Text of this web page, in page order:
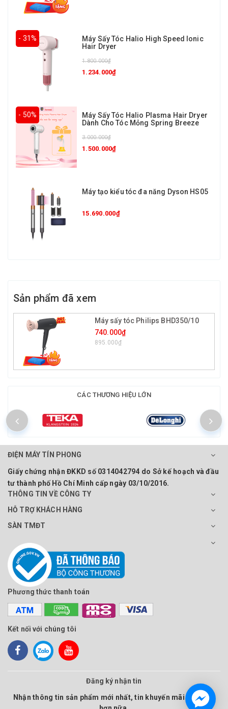
- 31%
Máy Sấy Tóc Halio High Speed Ionic
Hair Dryer
1.800.000₫
1.234.000₫
- 50%
Máy Sấy Tóc Halio Plasma Hair Dryer
Dành Cho Tóc Mỏng Spring Breeze
3.000.000₫
1.500.000₫
Máy tạo kiểu tóc đa năng Dyson HS05
15.690.000₫
Sản phẩm đã xem
Máy sấy tóc Philips BHD350/10
740.000₫
895.000₫
CÁC THƯƠNG HIỆU LỚN
ĐIỆN MÁY TÍN PHONG
Giấy chứng nhận ĐKKD số 0314042794 do Sở kế hoạch và đầu
tư thành phố Hồ Chí Minh cấp ngày 03/10/2016.
THÔNG TIN VỀ CÔNG TY
HỖ TRỢ KHÁCH HÀNG
SÀN TMĐT
Phương thức thanh toán
Kết nối với chúng tôi
Đăng ký nhận tin
Nhận thông tin sản phẩm mới nhất, tin khuyến mãi và nhiều